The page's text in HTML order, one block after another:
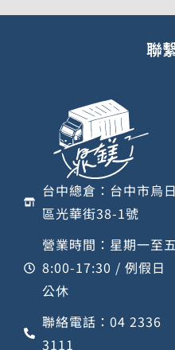
聯
台中總倉：台中市烏日
區光華街38-1號
營業時間：星期一至
8:00-17:30 / 例假日
公休
聯絡電話：04 2336
3111